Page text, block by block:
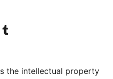
channel
Visit our Tumblr account
the intellectual property